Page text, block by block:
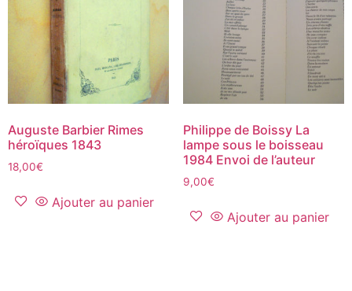
Auguste Barbier Rimes
héroïques 1843
18,00€
Ajouter au panier
Philippe de Boissy La
lampe sous le boisseau
1984 Envoi de l’auteur
9,00€
Ajouter au panier